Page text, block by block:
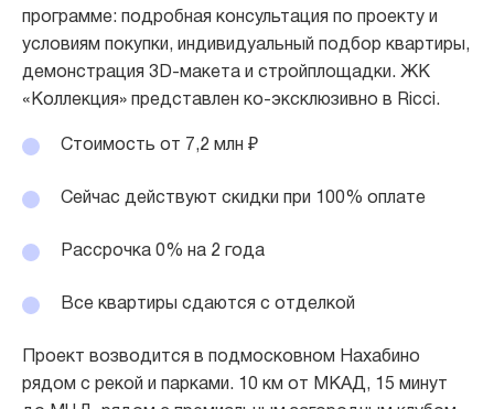
программе: подробная консультация по проекту и
условиям покупки, индивидуальный подбор квартиры,
демонстрация 3D-макета и стройплощадки. ЖК
«Коллекция» представлен ко-эксклюзивно в Ricci.
Стоимость от 7,2 млн ₽
Сейчас действуют скидки при 100% оплате
Рассрочка 0% на 2 года
Все квартиры сдаются с отделкой
Проект возводится в подмосковном Нахабино
рядом с рекой и парками. 10 км от МКАД, 15 минут